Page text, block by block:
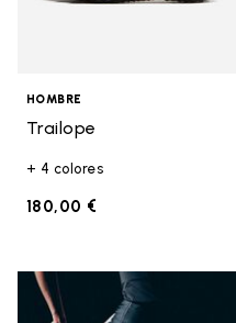
HOMBRE
Trailope
+ 4 colores
180,00 €